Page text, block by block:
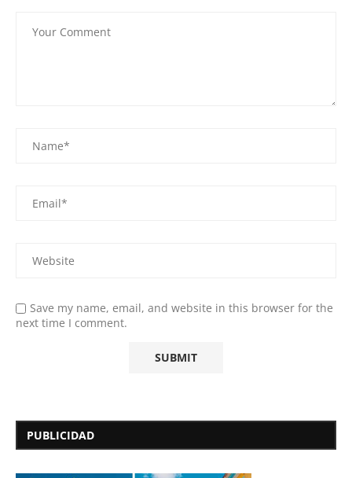
Save my name, email, and website in this browser for the
next time I comment.
PUBLICIDAD